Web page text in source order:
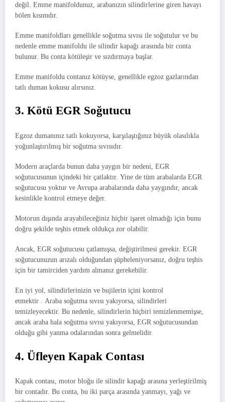
değil. Emme manifoldunuz, arabanızın silindirlerine giren havayı
bölen kısımdır.
Emme manifoldları genellikle soğutma sıvısı ile soğutulur ve bu
nedenle emme manifoldu ile silindir kapağı arasında bir conta
bulunur. Bu conta kötüleşir ve sızdırmaya başlar.
Emme manifoldu contanız kötüyse, genellikle egzoz gazlarından
tatlı duman kokusu alırsınız.
3. Kötü EGR Soğutucu
Egzoz dumanınız tatlı kokuyorsa, karşılaştığınız büyük olasılıkla
yoğunlaştırılmış bir soğutma sıvısıdır.
Modern araçlarda bunun daha yaygın bir nedeni, EGR
soğutucusunun içindeki bir çatlaktır. Yine de tüm arabalarda EGR
soğutucusu yoktur ve Avrupa arabalarında daha yaygındır, ancak
kesinlikle kontrol etmeye değer.
Motorun dışında arayabileceğiniz hiçbir işaret olmadığı için bunu
doğru şekilde teşhis etmek oldukça zor olabilir.
Ancak, EGR soğutucusu çatlamışsa, değiştirilmesi gerekir. EGR
soğutucunuzun arızalı olduğundan şüpheleniyorsanız, doğru teşhis
için bir tamirciden yardım almanız gerekebilir.
En iyi yol, silindirlerinizin ve bujilerin içini kontrol
etmektir . Araba soğutma sıvısı yakıyorsa, silindirleri
temizleyecektir. Bu nedenle, silindirlerin hiçbiri temizlenmemişse,
ancak araba hala soğutma sıvısı yakıyorsa, EGR soğutucusundan
olduğu gibi yanma odalarından sonra gelmelidir.
4. Üfleyen Kapak Contası
Kapak contası, motor bloğu ile silindir kapağı arasına yerleştirilmiş
bir contadır. Bu conta, bu iki parça arasında yanmayı, yağı ve